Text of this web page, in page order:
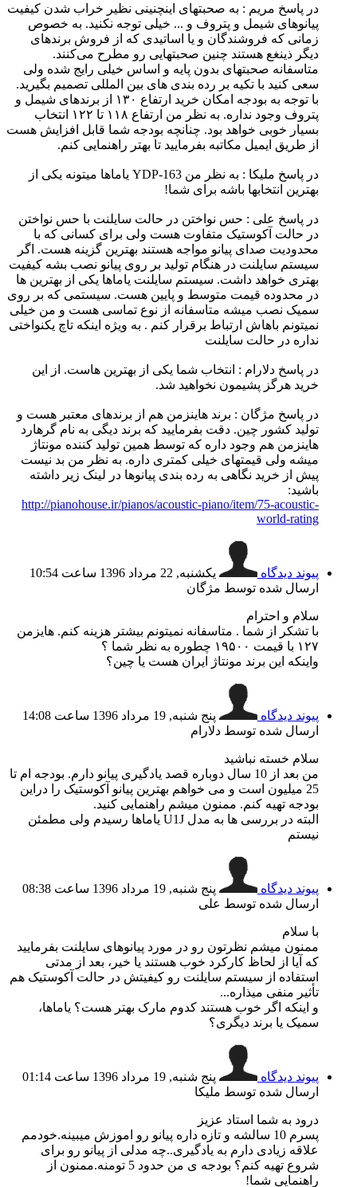
در پاسخ مریم :‌ به صحبتهای اینچنینی نظیر خراب شدن کیفیت
پیانوهای شیمل و پتروف و ... خیلی توجه نکنید. به خصوص
زمانی که فروشندگان و یا اساتیدی که از فروش برندهای
دیگر ذینغع هستند چنین صحبتهایی رو مطرح می‌کنند.
متاسفانه صحبتهای بدون پایه و اساس خیلی رایج شده ولی
سعی کنید با تکیه بر رده بندی های بین المللی تصمیم بگیرید.
با توجه به بودجه امکان خرید ارتفاع ۱۳۰ از برندهای شیمل و
پتروف وجود نداره. به نظر من ارتفاع ۱۱۸ تا ۱۲۲ انتخاب
بسیار خوبی خواهد بود. چنانچه بودجه شما قابل افزایش هست
از طریق ایمیل مکاتبه بفرمایید تا بهتر راهنمایی کنم.
در پاسخ ملیکا :‌ به نظر من YDP-163 یاماها میتونه یکی از
بهترین انتخابها باشه برای شما!
در پاسخ علی :‌ حس نواختن در حالت سایلنت با حس نواختن
در حالت آکوستیک متفاوت هست ولی برای کسانی که با
محدودیت صدای پیانو مواجه هستند بهترین گزینه هست. اگر
سیستم سایلنت در هنگام تولید بر روی پیانو نصب بشه کیفیت
بهتری خواهد داشت. سیستم سایلنت یاماها یکی از بهترین ها
در محدوده قیمت متوسط و پایین هست. سیستمی که بر روی
سمیک نصب میشه متاسفانه از نوع تماسی هست و من خیلی
نمیتونم باهاش ارتباط برقرار کنم . به ویژه اینکه تاچ یکنواختی
نداره در حالت سایلنت
در پاسخ دلارام : انتخاب شما یکی از بهترین هاست. از این
خرید هرگز پشیمون نخواهید شد.
در پاسخ مژگان :‌ برند هاینزمن هم از برندهای معتبر هست و
تولید کشور چین. دقت بفرمایید که برند دیگی به نام گرهارد
هاینزمن هم وجود داره که توسط همین تولید کننده مونتاژ
میشه ولی قیمتهای خیلی کمتری داره. به نظر من بد نیست
پیش از خرید نگاهی به رده بندی پیانوها در لینک زیر داشته
باشید:
http://pianohouse.ir/pianos/acoustic-piano/item/75-acoustic-
world-rating
پیوند دیدگاه
یکشنبه, 22 مرداد 1396 ساعت 10:54
ارسال شده توسط مژگان
سلام و احترام
با تشکر از شما . متاسفانه نمیتونم بیشتر هزینه کنم. هایزمن
۱۲۷ با قیمت ۱۹۵۰۰ چطوره به نظر شما ؟
واینکه این برند مونتاژ ایران هست یا چین؟
پیوند دیدگاه
پنج شنبه, 19 مرداد 1396 ساعت 14:08
ارسال شده توسط دلارام
سلام خسته نباشید
من بعد از 10 سال دوباره قصد یادگیری پیانو دارم. بودجه ام تا
25 میلیون است و می خواهم بهترین پیانو آکوستیک را دراین
بودجه تهیه کنم. ممنون میشم راهنمایی کنید.
البته در بررسی ها به مدل U1J یاماها رسیدم ولی مطمئن
نیستم
پیوند دیدگاه
پنج شنبه, 19 مرداد 1396 ساعت 08:38
ارسال شده توسط علی
با سلام
ممنون میشم نظرتون رو در مورد پیانوهای سایلنت بفرمایید
که آیا از لحاظ کارکرد خوب هستند یا خیر، بعد از مدتی
استفاده از سیستم سایلنت رو کیفیتش در حالت آکوستیک هم
تأثیر منفی میذاره...
و اینکه اگر خوب هستند کدوم مارک بهتر هست؟ یاماها،
سمیک یا برند دیگری؟
پیوند دیدگاه
پنج شنبه, 19 مرداد 1396 ساعت 01:14
ارسال شده توسط ملیکا
درود به شما استاد عزیز
پسرم 10 سالشه و تازه داره پیانو رو اموزش میبینه.خودمم
علاقه زیادی دارم به یادگیری..چه مدلی از پیانو رو برای
شروع تهیه کنم؟ بودجه ی من حدود 5 تومنه.ممنون از
راهنمایی شما!